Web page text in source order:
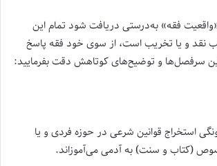
«واقعیت فقه» به‌درستی دریافت شود تمام این
نقد و یا تخریب است، از سوی خود فقه پاسخ
سرفصل‌ها و توضیح‌های کوتاهش دقت بفرمایید:
استخراج قوانین شرعی در حوزه فردی و یا
(کتاب و سنت) به آدمی می‌آموزاند.